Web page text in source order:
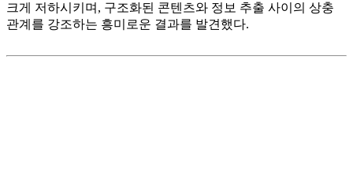
크게 저하시키며, 구조화된 콘텐츠와 정보 추출 사이의 상충
관계를 강조하는 흥미로운 결과를 발견했다.